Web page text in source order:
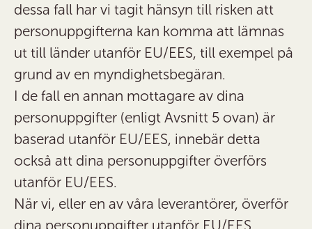
dessa fall har vi tagit hänsyn till risken att
personuppgifterna kan komma att lämnas
ut till länder utanför EU/EES, till exempel på
grund av en myndighetsbegäran.
I de fall en annan mottagare av dina
personuppgifter (enligt Avsnitt 5 ovan) är
baserad utanför EU/EES, innebär detta
också att dina personuppgifter överförs
utanför EU/EES.
När vi, eller en av våra leverantörer, överför
dina personuppgifter utanför EU/EES,